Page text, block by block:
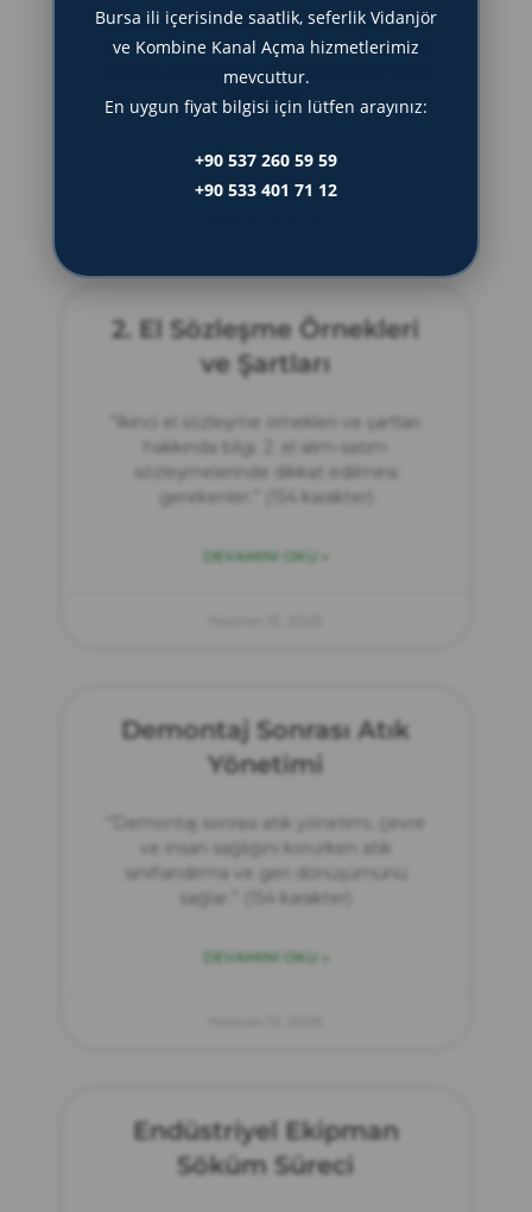
“Fabrika ve tesis söküm adımları ve
süreçleri hakkında bilgi. Etkili ve güvenli
söküm yöntemleri. Detaylı rehber.” (154
karakter)
DEVAMINI OKU »
2. El Sözleşme Örnekleri
ve Şartları
“İkinci el sözleşme örnekleri ve şartları
hakkında bilgi. 2. el alım-satım
sözleşmelerinde dikkat edilmesi
gerekenler.” (154 karakter)
DEVAMINI OKU »
Demontaj Sonrası Atık
Yönetimi
“Demontaj sonrası atık yönetimi, çevre
ve insan sağlığını korurken atık
sınıflandırma ve geri dönüşümünü
sağlar.” (154 karakter)
DEVAMINI OKU »
Endüstriyel Ekipman
Söküm Süreci
Bursa ili içerisinde saatlik, seferlik Vidanjör
ve Kombine Kanal Açma hizmetlerimiz
mevcuttur.
En uygun fiyat bilgisi için lütfen arayınız:
+90 537 260 59 59
+90 533 401 71 12